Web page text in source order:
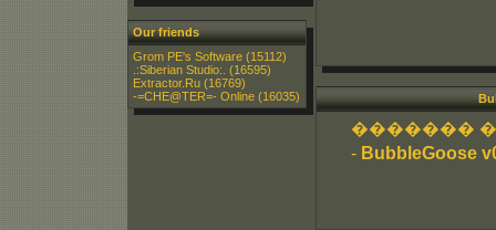
Our friends
Grom PE's Software (15112)
.:Siberian Studio:. (16595)
Extractor.Ru (16769)
-=CHE@TER=- Online (16035)
�������
-